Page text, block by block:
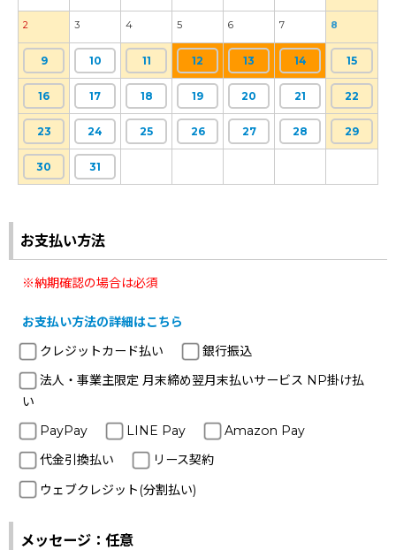
2 3 4 5 6 7 8
9 10 11 12 13 14 15
16 17 18 19 20 21 22
23 24 25 26 27 28 29
30 31
お支払い方法
※納期確認の場合は必須
お支払い方法の詳細はこちら
クレジットカード払い
銀行振込
法人・事業主限定 月末締め翌月末払いサービス NP掛け払
い
PayPay
LINE Pay
Amazon Pay
代金引換払い
リース契約
ウェブクレジット(分割払い)
メッセージ：任意